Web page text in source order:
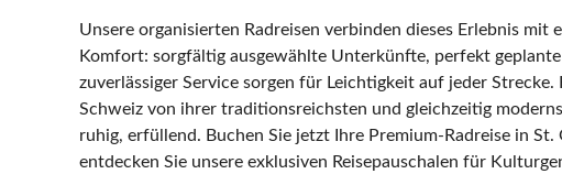
Unsere organisierten Radreisen verbinden dieses Erlebnis mit
Komfort: sorgfältig ausgewählte Unterkünfte, perfekt
zuverlässiger Service sorgen für Leichtigkeit auf jeder Strecke.
Schweiz von ihrer traditionsreichsten und gleichzeitig
ruhig, erfüllend. Buchen Sie jetzt Ihre Premium-Radreise in St.
entdecken Sie unsere exklusiven Reisepauschalen für